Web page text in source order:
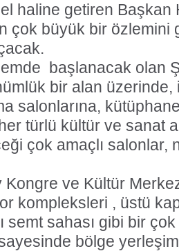
haline getiren Başkan
çok büyük bir özlemini
başlanacak olan
bir alan üzerinde,
salonlarına,
türlü kültür ve sanat
çok amaçlı salonlar,
Kongre ve Kültür
kompleksleri , üstü
semt sahası gibi bir
bölge